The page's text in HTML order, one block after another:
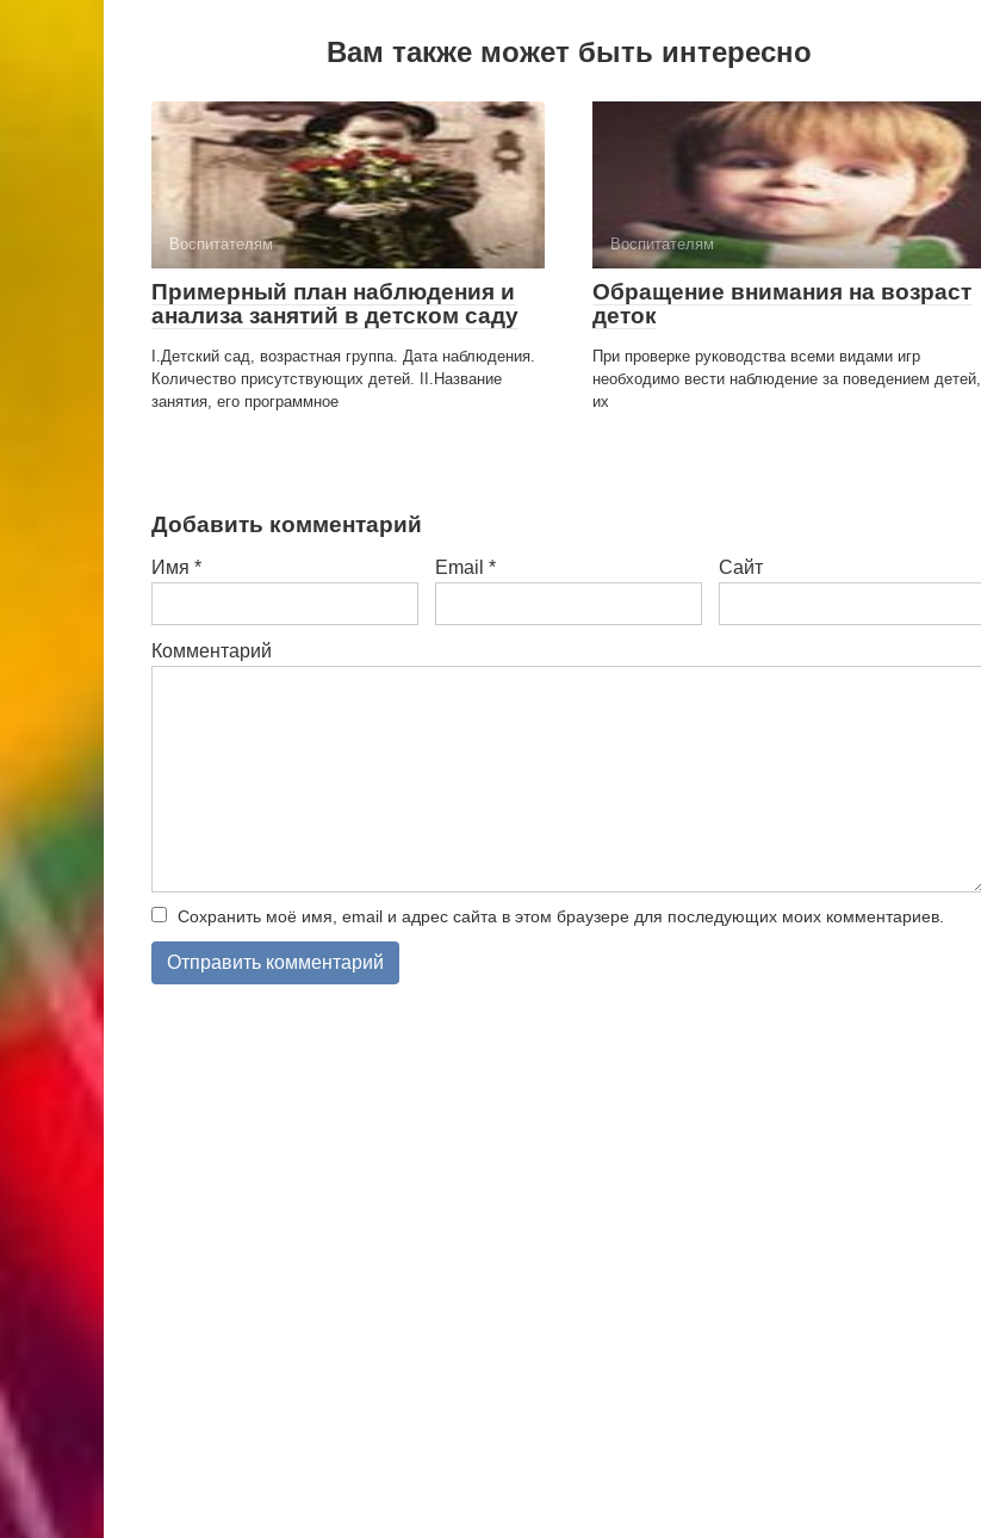
Вам также может быть интересно
Воспитателям
Примерный план наблюдения и
анализа занятий в детском саду
I.Детский сад, возрастная группа. Дата наблюдения.
Количество присутствующих детей. II.Название
занятия, его программное
Воспитателям
Обращение внимания на возраст
деток
При проверке руководства всеми видами игр
необходимо вести наблюдение за поведением детей,
их
Добавить комментарий
Имя * Email * Сайт
Комментарий
Сохранить моё имя, email и адрес сайта в этом браузере для последующих моих комментариев.